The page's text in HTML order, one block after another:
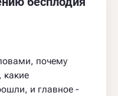
почему
какие
и главное -